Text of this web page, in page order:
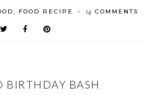
FOOD RECIPE • 14 COMMENTS
BIRTHDAY BASH